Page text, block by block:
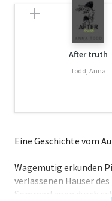
After truth
Todd, Anna
Eine Geschichte vom
Wagemutig erkunden
verlassenen Häuser
Sommertagen durch